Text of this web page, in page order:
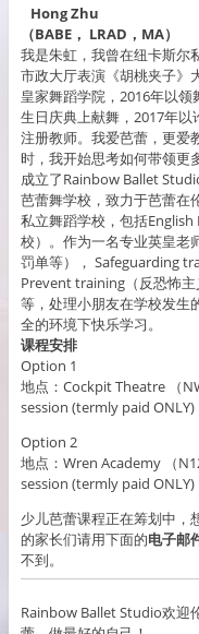
Hong Zhu
（BABE， LRAD，MA）
我是朱虹，我曾在纽卡斯尔
市政大厅表演《胡桃夹子》
皇家舞蹈学院，2016年以
生日庆典上献舞，2017年
注册教师。我爱芭蕾，更爱
时，我开始思考如何带领更
成立了Rainbow Ballet
芭蕾舞学校，致力于芭蕾在
私立舞蹈学校，包括
校）。作为一名专业英皇老
罚单等）， Safeguarding
Prevent training（反恐怖
等，处理小朋友在学校发生
全的环境下快乐学习。
课程安排
Option 1
地点：Cockpit Theatre （
session (termly paid ONLY)
Option 2
地点：Wren Academy （
session (termly paid ONLY)
少儿芭蕾课程正在筹划中，
的家长们请用下面的电子邮
不到。
Rainbow Ballet Studio欢迎